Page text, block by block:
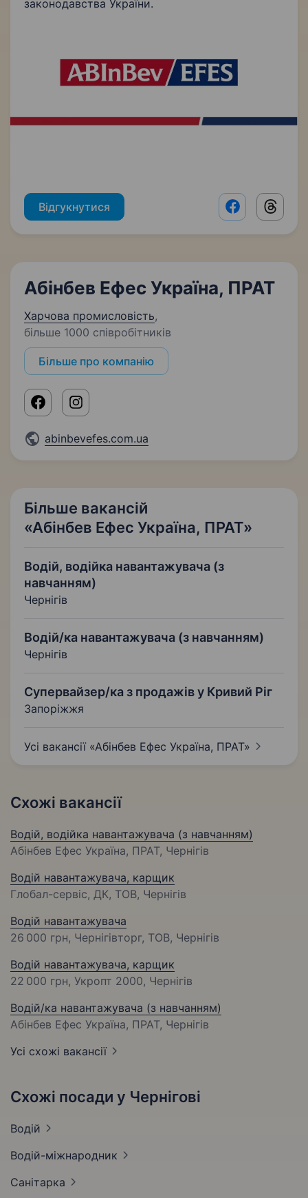
законодавства України.
Відгукнутися Facebook
Абінбев Ефес Україна, ПРАТ
Харчова промисловість,
більше 1000 співробітників
Більше про компанію
abinbevefes.com.ua
Більше вакансій
«Абінбев Ефес Україна, ПРАТ»
Водій, водійка навантажувача (з
навчанням)
Чернігів
Водій/ка навантажувача (з навчанням)
Чернігів
Супервайзер/ка з продажів у Кривий Ріг
Запоріжжя
Усі вакансії «Абінбев Ефес Україна, ПРАТ»
Схожі вакансії
Водій, водійка навантажувача (з навчанням)
Абінбев Ефес Україна, ПРАТ, Чернігів
Водій навантажувача, карщик
Глобал-сервіс, ДК, ТОВ, Чернігів
Водій навантажувача
26 000 грн, Чернігівторг, ТОВ, Чернігів
Водій навантажувача, карщик
22 000 грн, Укропт 2000, Чернігів
Водій/ка навантажувача (з навчанням)
Абінбев Ефес Україна, ПРАТ, Чернігів
Усі схожі вакансії
Схожі посади у Чернігові
Водій
Водій-міжнародник
Санітарка